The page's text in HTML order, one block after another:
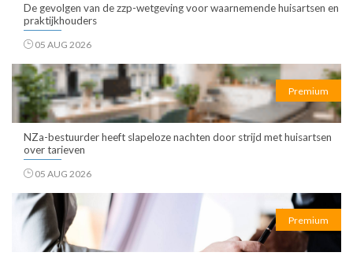
De gevolgen van de zzp-wetgeving voor waarnemende huisartsen en
praktijkhouders
05 AUG 2026
Premium
NZa-bestuurder heeft slapeloze nachten door strijd met huisartsen
over tarieven
05 AUG 2026
Premium